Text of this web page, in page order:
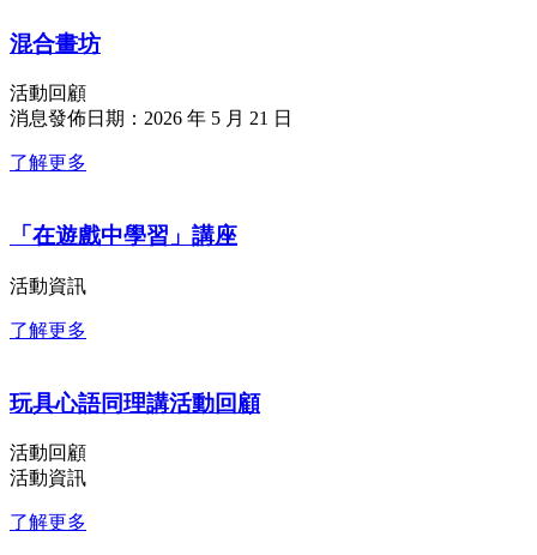
混合畫坊
活動回顧
消息發佈日期：2026 年 5 月 21 日
了解更多
「在遊戲中學習」講座
活動資訊
了解更多
玩具心語同理講活動回顧
活動回顧
活動資訊
了解更多